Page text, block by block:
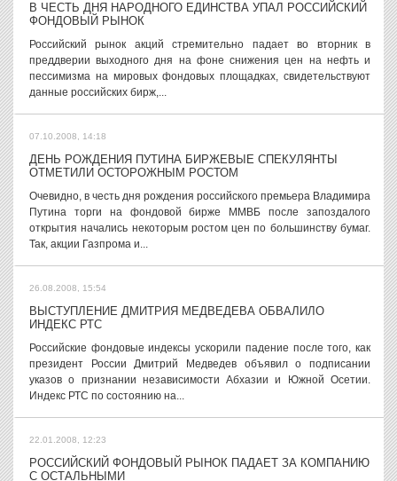
В ЧЕСТЬ ДНЯ НАРОДНОГО ЕДИНСТВА УПАЛ РОССИЙСКИЙ
ФОНДОВЫЙ РЫНОК
Российский рынок акций стремительно падает во вторник в
преддверии выходного дня на фоне снижения цен на нефть и
пессимизма на мировых фондовых площадках, свидетельствуют
данные российских бирж,...
07.10.2008, 14:18
ДЕНЬ РОЖДЕНИЯ ПУТИНА БИРЖЕВЫЕ СПЕКУЛЯНТЫ
ОТМЕТИЛИ ОСТОРОЖНЫМ РОСТОМ
Очевидно, в честь дня рождения российского премьера Владимира
Путина торги на фондовой бирже ММВБ после запоздалого
открытия начались некоторым ростом цен по большинству бумаг.
Так, акции Газпрома и...
26.08.2008, 15:54
ВЫСТУПЛЕНИЕ ДМИТРИЯ МЕДВЕДЕВА ОБВАЛИЛО
ИНДЕКС РТС
Российские фондовые индексы ускорили падение после того, как
президент России Дмитрий Медведев объявил о подписании
указов о признании независимости Абхазии и Южной Осетии.
Индекс РТС по состоянию на...
22.01.2008, 12:23
РОССИЙСКИЙ ФОНДОВЫЙ РЫНОК ПАДАЕТ ЗА КОМПАНИЮ
С ОСТАЛЬНЫМИ